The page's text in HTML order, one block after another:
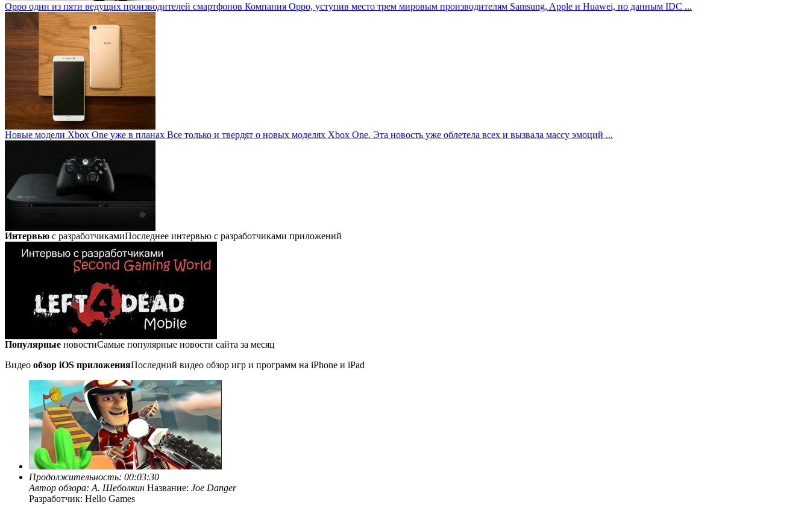
Oppo один из пяти ведущих производителей смартфонов Компания Oppo, уступив место трем мировым производителям Samsung, Apple и Huawei, по данным IDC ...
Новые модели Xbox One уже в планах Все только и твердят о новых моделях Xbox One. Эта новость уже облетела всех и вызвала массу эмоций ...
Интервью с разработчикамиПоследнее интервью с разработчиками приложений
Популярные новостиСамые популярные новости сайта за месяц
Видео обзор iOS приложенияПоследний видео обзор игр и программ на iPhone и iPad
Продолжительность: 00:03:30
Автор обзора: А. Шеболкин Название: Joe Danger
Разработчик: Hello Games